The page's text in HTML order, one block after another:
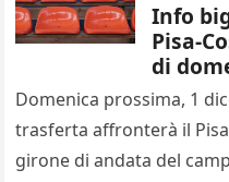
Info
Pisa-
di
Domenica prossima, 1
trasferta affronterà il
girone di andata del